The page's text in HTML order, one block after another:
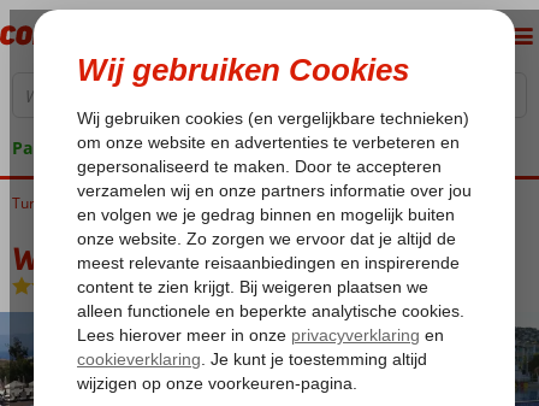
Pakketgarantie
Home
Turkije Egeische kust Bodrum Turgutreis Woxxie Hotel
Woxxie Hotel
All Inclusive-Hotel